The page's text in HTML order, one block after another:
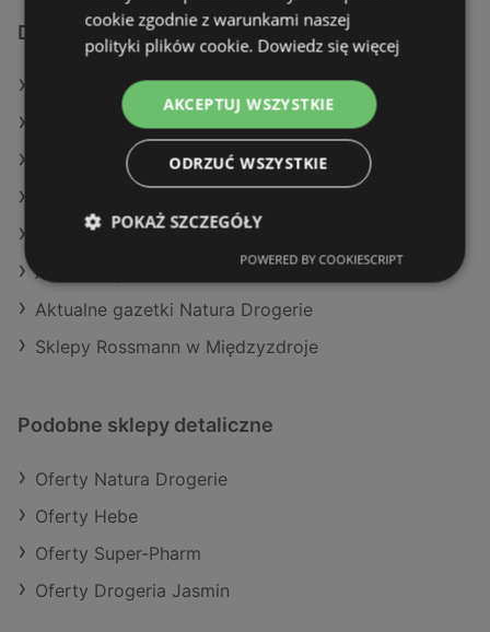
Dodatkowe łącza
Oferty Rossmann
Oferty Hebe
Oferty Super-Pharm
Aktualne gazetki Drogeria Jasmin
Aktualne gazetki Hebe
Aktualne gazetki Natura Drogerie
Sklepy Rossmann w Międzyzdroje
Podobne sklepy detaliczne
Oferty Natura Drogerie
Oferty Hebe
Oferty Super-Pharm
Oferty Drogeria Jasmin
cookie zgodnie z warunkami naszej
polityki plików cookie. Dowiedz się więcej
AKCEPTUJ WSZYSTKIE
ODRZUĆ WSZYSTKIE
POKAŻ SZCZEGÓŁY
POWERED BY COOKIESCRIPT